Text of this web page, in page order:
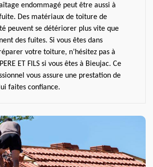
endommagé peut être aussi à
fuite. Des matériaux de toiture de
peuvent se détériorer plus vite que
des fuites. Si vous êtes dans
votre toiture, n’hésitez pas à
ET FILS si vous êtes à Bieujac. Ce
vous assure une prestation de
faites confiance.